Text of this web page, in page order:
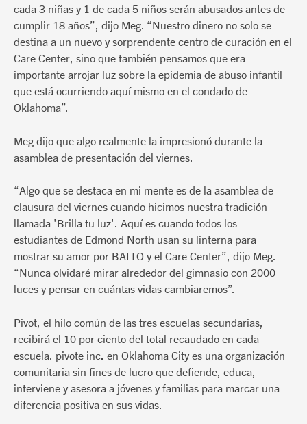
cada 3 niñas y 1 de cada 5 niños serán abusados antes de
cumplir 18 años”, dijo Meg. “Nuestro dinero no solo se
destina a un nuevo y sorprendente centro de curación en el
Care Center, sino que también pensamos que era
importante arrojar luz sobre la epidemia de abuso infantil
que está ocurriendo aquí mismo en el condado de
Oklahoma”.
Meg dijo que algo realmente la impresionó durante la
asamblea de presentación del viernes.
“Algo que se destaca en mi mente es de la asamblea de
clausura del viernes cuando hicimos nuestra tradición
llamada 'Brilla tu luz'. Aquí es cuando todos los
estudiantes de Edmond North usan su linterna para
mostrar su amor por BALTO y el Care Center”, dijo Meg.
“Nunca olvidaré mirar alrededor del gimnasio con 2000
luces y pensar en cuántas vidas cambiaremos”.
Pivot, el hilo común de las tres escuelas secundarias,
recibirá el 10 por ciento del total recaudado en cada
escuela. pivote inc. en Oklahoma City es una organización
comunitaria sin fines de lucro que defiende, educa,
interviene y asesora a jóvenes y familias para marcar una
diferencia positiva en sus vidas.